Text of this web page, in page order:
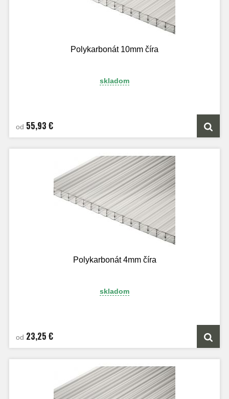
Polykarbonát 10mm číra
skladom
od 55,93 €
Polykarbonát 4mm číra
skladom
od 23,25 €